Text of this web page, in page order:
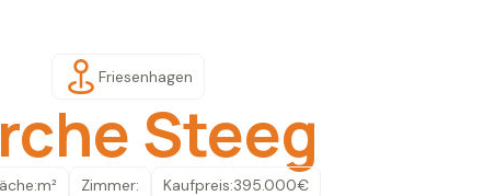
Friesenhagen
Steeg
m² Zimmer: Kaufpreis:395.000€